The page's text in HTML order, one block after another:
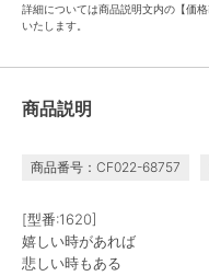
詳細については商品説明文内の【価
いたします。
商品説明
商品番号：CF022-68757
[型番:1620]
嬉しい時があれば
悲しい時もある